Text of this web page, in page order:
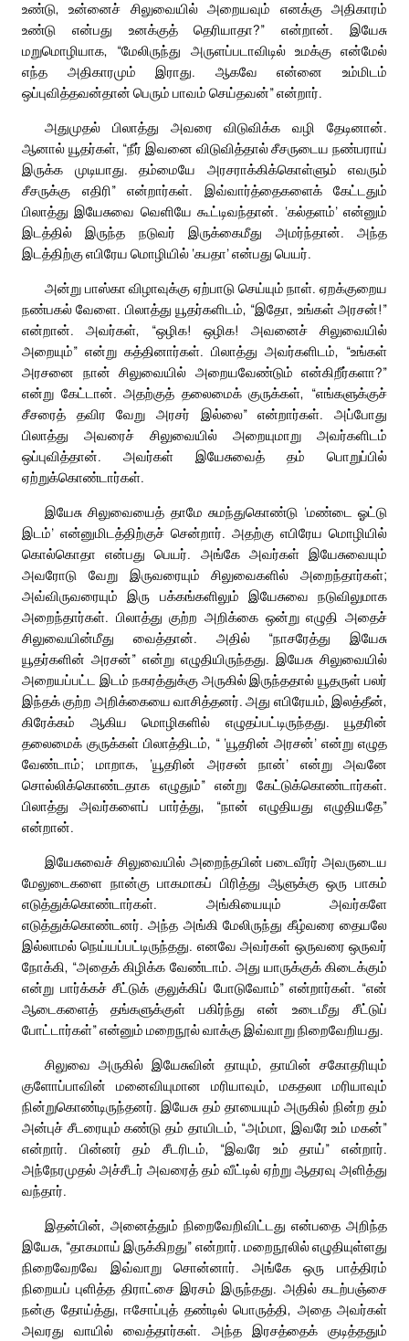
உண்டு, உன்னைச் சிலுவையில் அறையவும் எனக்கு அதிகாரம்
உண்டு என்பது உனக்குத் தெரியாதா?” என்றான். இயேசு
மறுமொழியாக, “மேலிருந்து அருளப்படாவிடில் உமக்கு என்மேல்
எந்த அதிகாரமும் இராது. ஆகவே என்னை உம்மிடம்
ஒப்புவித்தவன்தான் பெரும் பாவம் செய்தவன்” என்றார்.
அதுமுதல் பிலாத்து அவரை விடுவிக்க வழி தேடினான்.
ஆனால் யூதர்கள், “நீர் இவனை விடுவித்தால் சீசருடைய நண்பராய்
இருக்க முடியாது. தம்மையே அரசராக்கிக்கொள்ளும் எவரும்
சீசருக்கு எதிரி” என்றார்கள். இவ்வார்த்தைகளைக் கேட்டதும்
பிலாத்து இயேசுவை வெளியே கூட்டிவந்தான். ‘கல்தளம்’ என்னும்
இடத்தில் இருந்த நடுவர் இருக்கைமீது அமர்ந்தான். அந்த
இடத்திற்கு எபிரேய மொழியில் ‘கபதா’ என்பது பெயர்.
அன்று பாஸ்கா விழாவுக்கு ஏற்பாடு செய்யும் நாள். ஏறக்குறைய
நண்பகல் வேளை. பிலாத்து யூதர்களிடம், “இதோ, உங்கள் அரசன்!”
என்றான். அவர்கள், “ஒழிக! ஒழிக! அவனைச் சிலுவையில்
அறையும்” என்று கத்தினார்கள். பிலாத்து அவர்களிடம், “உங்கள்
அரசனை நான் சிலுவையில் அறையவேண்டும் என்கிறீர்களா?”
என்று கேட்டான். அதற்குத் தலைமைக் குருக்கள், “எங்களுக்குச்
சீசரைத் தவிர வேறு அரசர் இல்லை” என்றார்கள். அப்போது
பிலாத்து அவரைச் சிலுவையில் அறையுமாறு அவர்களிடம்
ஒப்புவித்தான். அவர்கள் இயேசுவைத் தம் பொறுப்பில்
ஏற்றுக்கொண்டார்கள்.
இயேசு சிலுவையைத் தாமே சுமந்துகொண்டு ‘மண்டை ஓட்டு
இடம்’ என்னுமிடத்திற்குச் சென்றார். அதற்கு எபிரேய மொழியில்
கொல்கொதா என்பது பெயர். அங்கே அவர்கள் இயேசுவையும்
அவரோடு வேறு இருவரையும் சிலுவைகளில் அறைந்தார்கள்;
அவ்விருவரையும் இரு பக்கங்களிலும் இயேசுவை நடுவிலுமாக
அறைந்தார்கள். பிலாத்து குற்ற அறிக்கை ஒன்று எழுதி அதைச்
சிலுவையின்மீது வைத்தான். அதில் “நாசரேத்து இயேசு
யூதர்களின் அரசன்” என்று எழுதியிருந்தது. இயேசு சிலுவையில்
அறையப்பட்ட இடம் நகரத்துக்கு அருகில் இருந்ததால் யூதருள் பலர்
இந்தக் குற்ற அறிக்கையை வாசித்தனர். அது எபிரேயம், இலத்தீன்,
கிரேக்கம் ஆகிய மொழிகளில் எழுதப்பட்டிருந்தது. யூதரின்
தலைமைக் குருக்கள் பிலாத்திடம், “ ‘யூதரின் அரசன்’ என்று எழுத
வேண்டாம்; மாறாக, ‘யூதரின் அரசன் நான்’ என்று அவனே
சொல்லிக்கொண்டதாக எழுதும்” என்று கேட்டுக்கொண்டார்கள்.
பிலாத்து அவர்களைப் பார்த்து, “நான் எழுதியது எழுதியதே”
என்றான்.
இயேசுவைச் சிலுவையில் அறைந்தபின் படைவீரர் அவருடைய
மேலுடைகளை நான்கு பாகமாகப் பிரித்து ஆளுக்கு ஒரு பாகம்
எடுத்துக்கொண்டார்கள். அங்கியையும் அவர்களே
எடுத்துக்கொண்டனர். அந்த அங்கி மேலிருந்து கீழ்வரை தையலே
இல்லாமல் நெய்யப்பட்டிருந்தது. எனவே அவர்கள் ஒருவரை ஒருவர்
நோக்கி, “அதைக் கிழிக்க வேண்டாம். அது யாருக்குக் கிடைக்கும்
என்று பார்க்கச் சீட்டுக் குலுக்கிப் போடுவோம்” என்றார்கள். “என்
ஆடைகளைத் தங்களுக்குள் பகிர்ந்து என் உடைமீது சீட்டுப்
போட்டார்கள்” என்னும் மறைநூல் வாக்கு இவ்வாறு நிறைவேறியது.
சிலுவை அருகில் இயேசுவின் தாயும், தாயின் சகோதரியும்
குளோப்பாவின் மனைவியுமான மரியாவும், மகதலா மரியாவும்
நின்றுகொண்டிருந்தனர். இயேசு தம் தாயையும் அருகில் நின்ற தம்
அன்புச் சீடரையும் கண்டு தம் தாயிடம், “அம்மா, இவரே உம் மகன்”
என்றார். பின்னர் தம் சீடரிடம், “இவரே உம் தாய்” என்றார்.
அந்நேரமுதல் அச்சீடர் அவரைத் தம் வீட்டில் ஏற்று ஆதரவு அளித்து
வந்தார்.
இதன்பின், அனைத்தும் நிறைவேறிவிட்டது என்பதை அறிந்த
இயேசு, “தாகமாய் இருக்கிறது” என்றார். மறைநூலில் எழுதியுள்ளது
நிறைவேறவே இவ்வாறு சொன்னார். அங்கே ஒரு பாத்திரம்
நிறையப் புளித்த திராட்சை இரசம் இருந்தது. அதில் கடற்பஞ்சை
நன்கு தோய்த்து, ஈசோப்புத் தண்டில் பொருத்தி, அதை அவர்கள்
அவரது வாயில் வைத்தார்கள். அந்த இரசத்தைக் குடித்ததும்